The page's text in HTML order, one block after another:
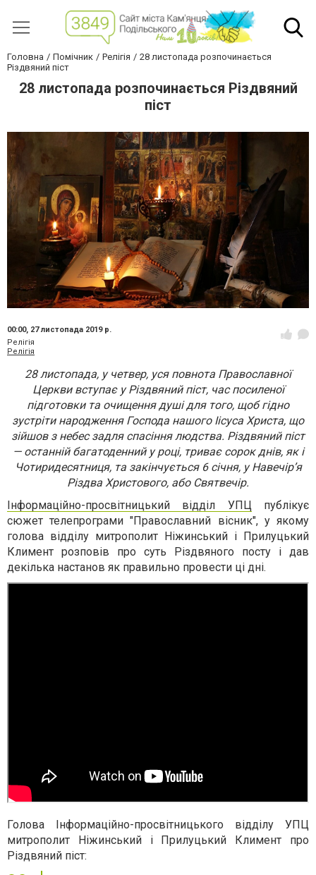
Головна Помічник Релігія
28 листопада розпочинається
Різдвяний піст
28 листопада розпочинається Різдвяний
піст
00:00, 27 листопада 2019 р.
Релігія
Релігія
28 листопада, у четвер, уся повнота Православної
Церкви вступає у Різдвяний піст, час посиленої
підготовки та очищення душі для того, щоб гідно
зустріти народження Господа нашого Іісуса Христа, що
зійшов з небес задля спасіння людства. Різдвяний піст
— останній багатоденний у році, триває сорок днів, як і
Чотиридесятниця, та закінчується 6 січня, у Навечір’я
Різдва Христового, або Святвечір.
Інформаційно-просвітницький відділ УПЦ публікує
сюжет телепрограми "Православний вісник", у якому
голова відділу митрополит Ніжинський і Прилуцький
Климент розповів про суть Різдвяного посту і дав
декілька настанов як правильно провести ці дні.
Голова Інформаційно-просвітницького відділу УПЦ
митрополит Ніжинський і Прилуцький Климент про
Різдвяний піст: